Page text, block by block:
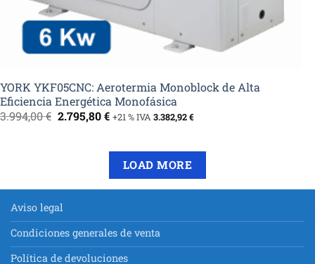
YORK YKF05CNC: Aerotermia Monoblock de Alta
Eficiencia Energética Monofásica
3.994,00€ El
precio
2.795,80€El
es:
2.795,80 €.
+21 % IVA 3.382,92€
LOAD MORE
Aviso legal
Condiciones generales de venta
Política de devoluciones